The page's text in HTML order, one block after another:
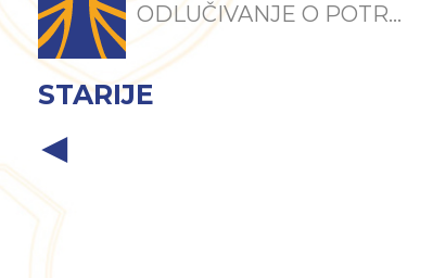
ODLUČIVANJE O POTR...
STARIJE